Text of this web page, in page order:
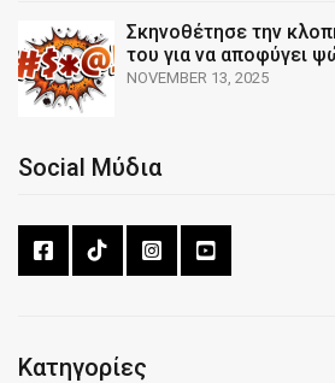
Σκηνοθέτησε την
του για να αποφύγει
NOVEMBER 13, 2025
Social Μύδια
Κατηγορίες